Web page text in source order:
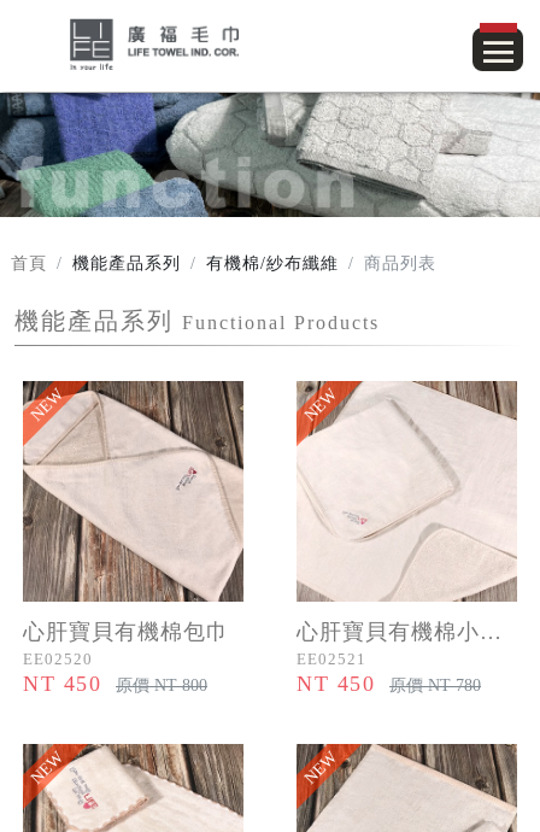
首頁 機能產品系列 有機棉/紗布纖維 商品列表
機能產品系列 Functional Products
NEW
心肝寶貝有機棉包巾
EE02520
NT 450 原價 NT 800
NEW
心肝寶貝有機棉小蓋被
EE02521
NT 450 原價 NT 780
NEW NEW